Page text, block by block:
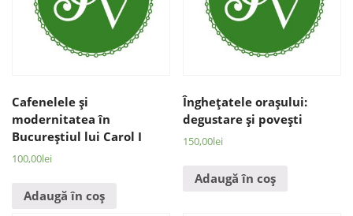
Cafenelele şi
modernitatea în
Bucureştiul lui Carol I
100,00lei
Adaugă în coș
Îngheţatele oraşului:
degustare şi poveşti
150,00lei
Adaugă în coș